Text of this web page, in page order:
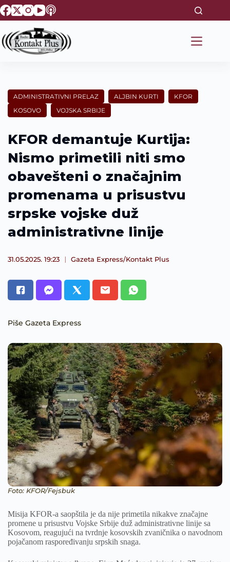
S
k
p
t
n
ADMINISTRATIVNI PRELAZ ALJBIN KURTI
KFOR
KOSOVO
VOJSKA SRBIJE
KFOR demantuje Kurtija:
Nismo primetili niti smo
obavešteni o značajnim
promenama u prisustvu
srpske vojske duž
administrativne linije
31.05.2025. 19:23 Gazeta Express/Kontakt Plus
Piše Gazeta Express
Foto: KFOR/Fejsbuk
Misija KFOR-a saopštila je da nije primetila nikakve značajne
promene u prisustvu Vojske Srbije duž administrativne linije sa
Kosovom, reagujući na tvrdnje kosovskih zvaničnika o navodnom
pojačanom raspoređivanju srpskih snaga.